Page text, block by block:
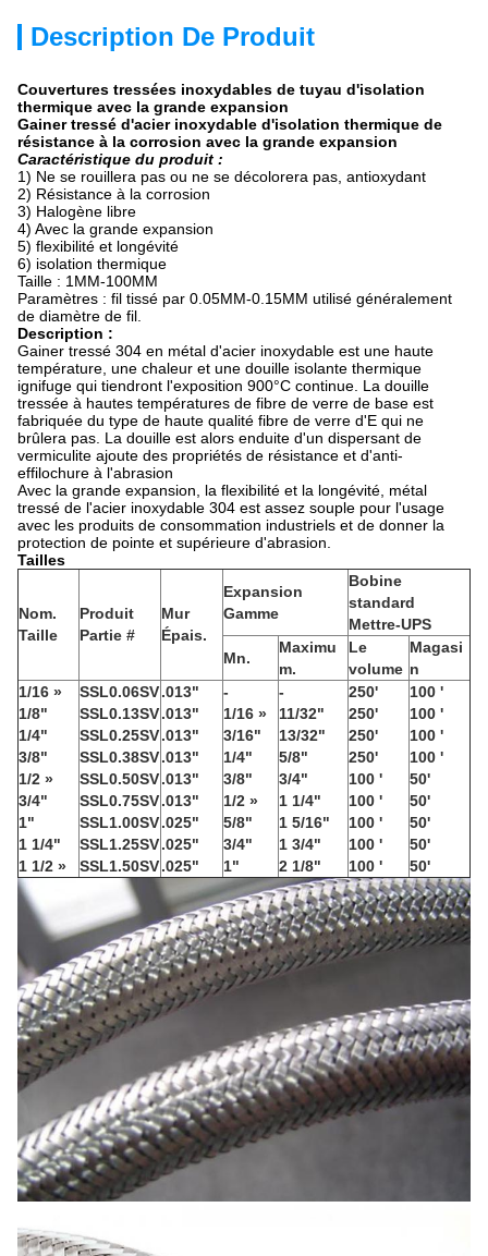
Description De Produit
Couvertures tressées inoxydables de tuyau d'isolation
thermique avec la grande expansion
Gainer tressé d'acier inoxydable d'isolation thermique de
résistance à la corrosion avec la grande expansion
Caractéristique du produit :
1) Ne se rouillera pas ou ne se décolorera pas, antioxydant
2) Résistance à la corrosion
3) Halogène libre
4) Avec la grande expansion
5) flexibilité et longévité
6) isolation thermique
Taille : 1MM-100MM
Paramètres : fil tissé par 0.05MM-0.15MM utilisé généralement
de diamètre de fil.
Description :
Gainer tressé 304 en métal d'acier inoxydable est une haute
température, une chaleur et une douille isolante thermique
ignifuge qui tiendront l'exposition 900°C continue. La douille
tressée à hautes températures de fibre de verre de base est
fabriquée du type de haute qualité fibre de verre d'E qui ne
brûlera pas. La douille est alors enduite d'un dispersant de
vermiculite ajoute des propriétés de résistance et d'anti-
effilochure à l'abrasion
Avec la grande expansion, la flexibilité et la longévité, métal
tressé de l'acier inoxydable 304 est assez souple pour l'usage
avec les produits de consommation industriels et de donner la
protection de pointe et supérieure d'abrasion.
Tailles
Nom.
Taille
Produit
Partie #
Mur
Épais.
Expansion
Gamme
Bobine
standard
Mettre-UPS
Mn.
Maximu
m.
Le
volume
Magasi
n
1/16 »
1/8"
1/4"
3/8"
1/2 »
3/4"
1"
1 1/4"
1 1/2 »
SSL0.06SV
SSL0.13SV
SSL0.25SV
SSL0.38SV
SSL0.50SV
SSL0.75SV
SSL1.00SV
SSL1.25SV
SSL1.50SV
.013"
.013"
.013"
.013"
.013"
.013"
.025"
.025"
.025"
-
1/16 »
3/16"
1/4"
3/8"
1/2 »
5/8"
3/4"
1"
-
11/32"
13/32"
5/8"
3/4"
1 1/4"
1 5/16"
1 3/4"
2 1/8"
250'
250'
250'
250'
100 '
100 '
100 '
100 '
100 '
100 '
100 '
100 '
100 '
50'
50'
50'
50'
50'